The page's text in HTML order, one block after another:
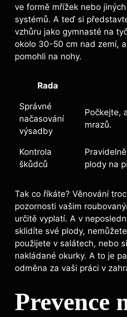
ve formě mřížek nebo
systémů. A teď si‌
vzhůru jako gymnasté na
okolo 30-50 cm nad zemí,
pomohli ⁢na nohy.
Rada
Správné
načasování
výsadby
Počkejte,⁢
mrazů.
Kontrola
škůdců
plody na
Tak co říkáte? Věnování
pozornosti vašim
určitě vyplatí. ⁣A v
sklidíte své plody,
použijete v salátech, nebo⁤
nakládané okurky. A to⁣ je
odměna za vaši práci ​v
Prevence